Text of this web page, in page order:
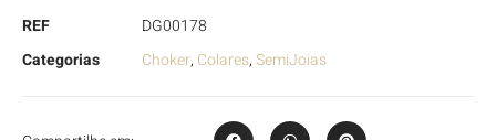
REF
DG00178
Categorias
Choker, Colares,SemiJoias